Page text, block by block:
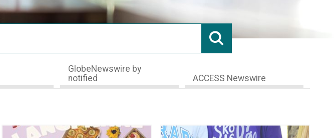
GlobeNewswire by
notified
ACCESS Newswire